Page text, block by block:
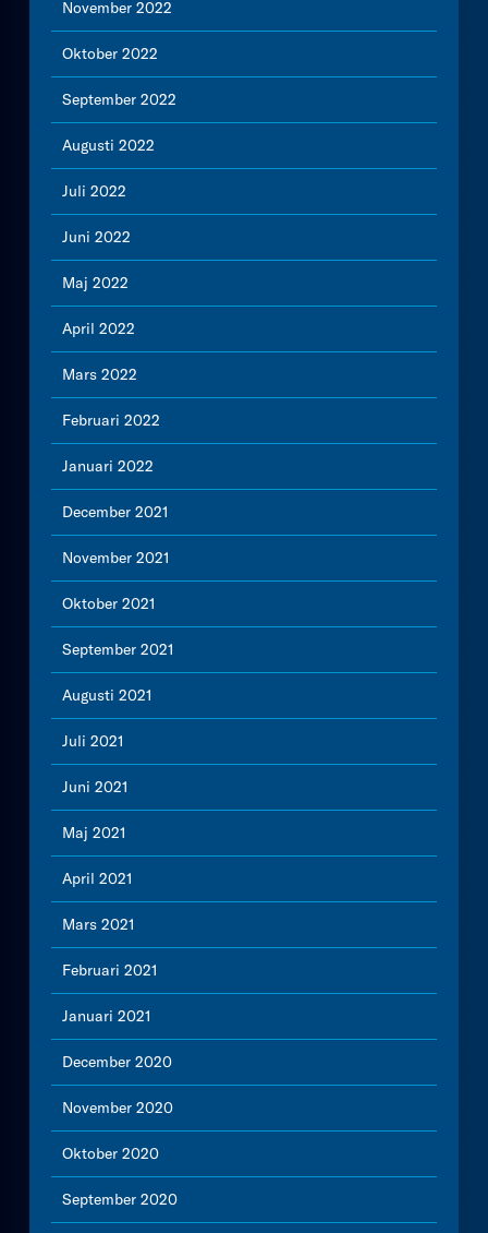
November 2022
Oktober 2022
September 2022
Augusti 2022
Juli 2022
Juni 2022
Maj 2022
April 2022
Mars 2022
Februari 2022
Januari 2022
December 2021
November 2021
Oktober 2021
September 2021
Augusti 2021
Juli 2021
Juni 2021
Maj 2021
April 2021
Mars 2021
Februari 2021
Januari 2021
December 2020
November 2020
Oktober 2020
September 2020